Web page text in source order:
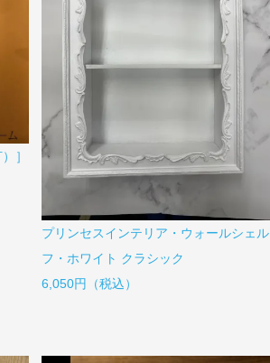
］
プリンセスインテリア・ウォールシェル
フ・ホワイト クラシック
6,050円（税込）